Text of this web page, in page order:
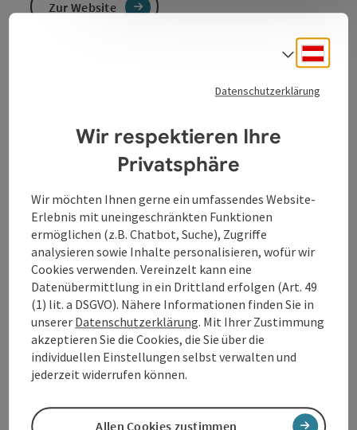
Die traditionelle Blasmusikkapelle in Mauthausen
Öffnungszeiten
Anreise/Lage
Eignung
Barrierefreiheit
Zur Website
Datenschutzerklärung
Wir respektieren Ihre
Privatsphäre
Wir möchten Ihnen gerne ein umfassendes Website-
Erlebnis mit uneingeschränkten Funktionen
ermöglichen (z.B. Chatbot, Suche), Zugriffe
analysieren sowie Inhalte personalisieren, wofür wir
Cookies verwenden. Vereinzelt kann eine
Datenübermittlung in ein Drittland erfolgen (Art. 49
(1) lit. a DSGVO). Nähere Informationen finden Sie in
unserer Datenschutzerklärung. Mit Ihrer Zustimmung
akzeptieren Sie die Cookies, die Sie über die
individuellen Einstellungen selbst verwalten und
jederzeit widerrufen können.
Allen Cookies zustimmen